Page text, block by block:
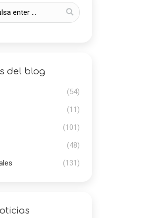
del blog
(54)
(11)
(101)
(48)
(131)